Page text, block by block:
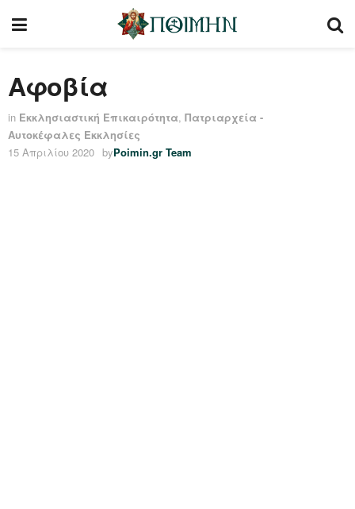
Αφοβία
in Εκκλησιαστική Επικαιρότητα, Πατριαρχεία -
Αυτοκέφαλες Εκκλησίες
15 Απριλίου 2020 byPoimin.gr Team